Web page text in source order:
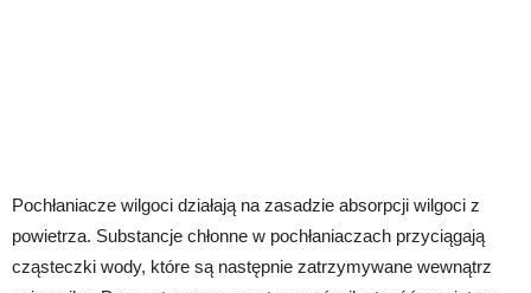
Pochłaniacze wilgoci działają na zasadzie absorpcji wilgoci z
powietrza. Substancje chłonne w pochłaniaczach przyciągają
cząsteczki wody, które są następnie zatrzymywane wewnątrz